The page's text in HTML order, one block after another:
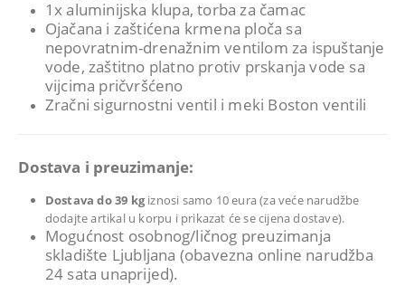
1x aluminijska klupa, torba za čamac
Ojačana i zaštićena krmena ploča sa
nepovratnim-drenažnim ventilom za ispuštanje
vode, zaštitno platno protiv prskanja vode sa
vijcima pričvršćeno
Zračni sigurnostni ventil i meki Boston ventili
Dostava i preuzimanje:
Dostava do 39 kgiznosi samo 10 eura (za veće narudžbe
dodajte artikal u korpu i prikazat će se cijena dostave).
Mogućnost osobnog/ličnog preuzimanja
skladište Ljubljana (obavezna online narudžba
24 sata unaprijed).